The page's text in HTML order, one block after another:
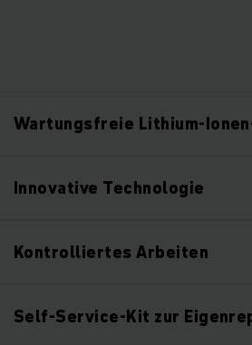
Wartungsfreie Lithium-
Innovative Technologie
Kontrolliertes Arbeiten
Self-Service-Kit zur